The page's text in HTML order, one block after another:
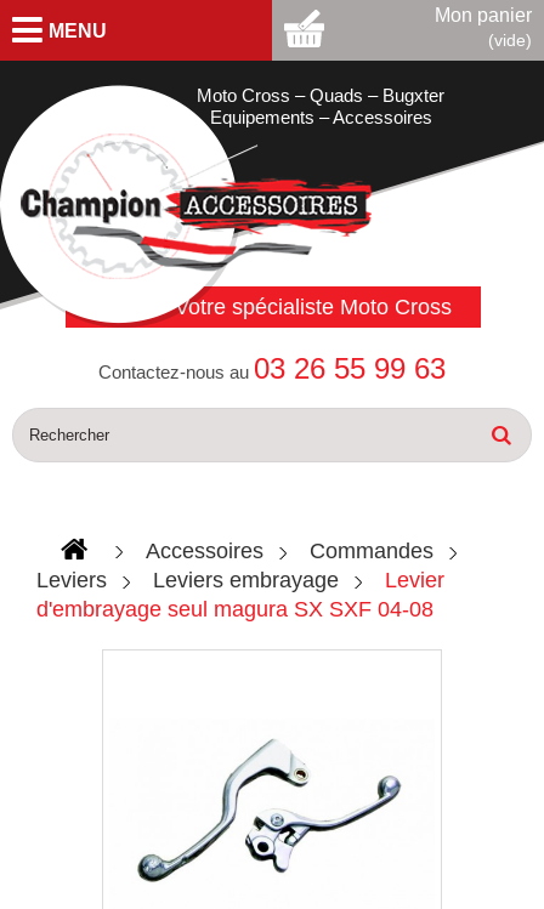
MENU
Mon panier
(vide)
Moto Cross – Quads – Bugxter
Equipements – Accessoires
Votre spécialiste Moto Cross
Contactez-nous au 03 26 55 99 63
Accessoires
Commandes
Leviers
Leviers embrayage
Levier
d'embrayage seul magura SX SXF 04-08